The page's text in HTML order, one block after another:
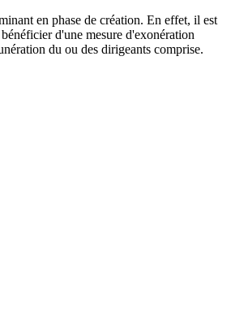
en phase de création. En effet, il est
d'une mesure d'exonération
du ou des dirigeants comprise.